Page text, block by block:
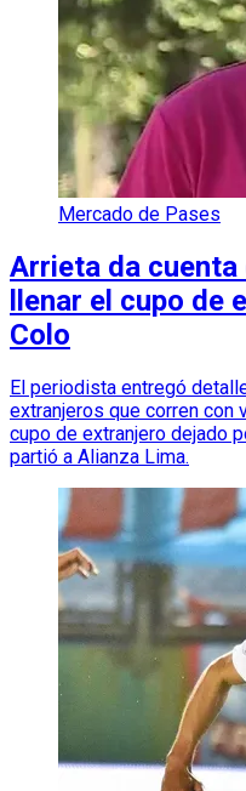
Mercado de Pases
Arrieta da
llenar el cupo de
Colo
El periodista entregó
extranjeros que corren con
cupo de extranjero dejado
partió a Alianza Lima.